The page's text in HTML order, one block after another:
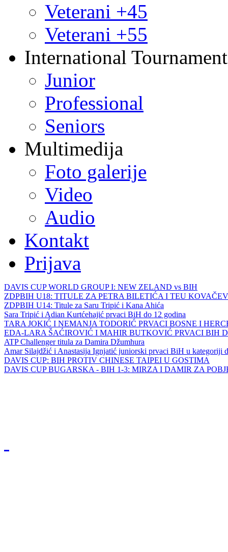
Veterani +45
Veterani +55
International
Junior
Professional
Seniors
Multimedija
Foto galerije
Video
Audio
Kontakt
Prijava
DAVIS CUP WORLD GROUP I: NEW ZELAND vs BIH
ZDPBIH U18: TITULE ZA PETRA BILETIĆA I TEU
ZDPBIH U14: Titule za Saru Tripić i Kana Ahića
Sara Tripić i Adian Kurtćehajić prvaci BiH do 12 godina
TARA JOKIĆ I NEMANJA TODORIĆ PRVACI BOSNE I
EDA-LARA ŠAĆIROVIĆ I MAHIR BUTKOVIĆ PRVACI BIH
ATP Challenger titula za Damira Džumhura
Amar Silajdžić i Anastasija Ignjatić juniorski prvaci BiH u kategoriji
DAVIS CUP: BIH PROTIV CHINESE TAIPEI U GOSTIMA
DAVIS CUP BUGARSKA - BIH 1-3: MIRZA I DAMIR ZA